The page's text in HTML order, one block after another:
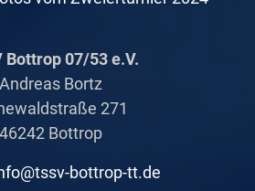
Bottrop 07/53 e.V.
Andreas Bortz
271
46242 Bottrop
bottrop-tt.de